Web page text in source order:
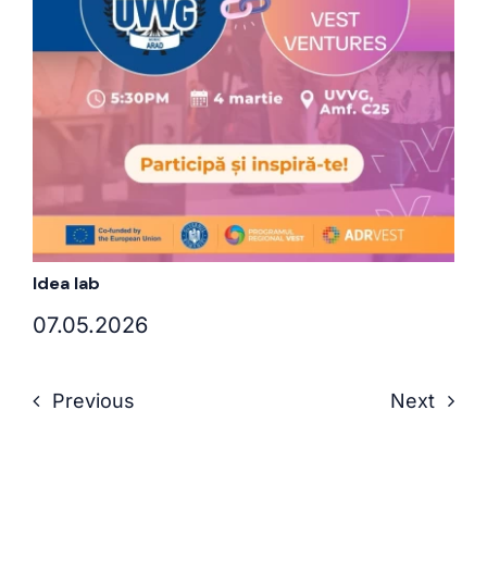
Idea lab
07.05.2026
Previous Next